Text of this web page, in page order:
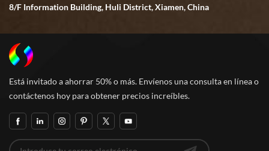
8/F Information Building, Huli District, Xiamen, China
Está invitado a ahorrar 50% o más. Envíenos una consulta en línea o
contáctenos hoy para obtener precios increíbles.